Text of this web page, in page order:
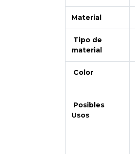
Material
Tipo de
material
Color
Posibles
Usos